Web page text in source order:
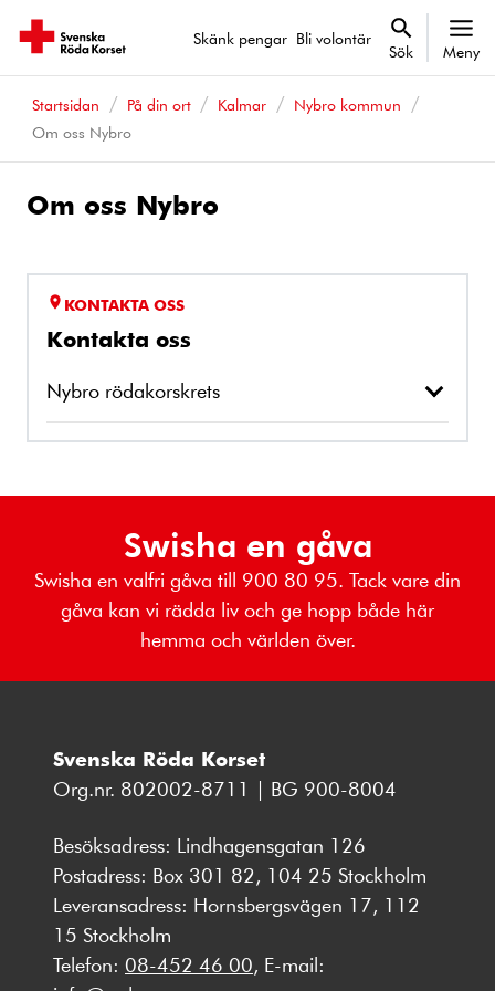
Skänk pengar Bli volontär
Sök Meny
Startsidan På din ort Kalmar
Nybro kommun
Om oss Nybro
Om oss Nybro
KONTAKTA OSS
Kontakta oss
Nybro rödakorskrets
Swisha en gåva
Swisha en valfri gåva till 900 80 95. Tack vare din
gåva kan vi rädda liv och ge hopp både här
hemma och världen över.
Svenska Röda Korset
Org.nr. 802002-8711 | BG 900-8004
Besöksadress: Lindhagensgatan 126
Postadress: Box 301 82, 104 25 Stockholm
Leveransadress: Hornsbergsvägen 17, 112
15 Stockholm
Telefon: 08-452 46 00, E-mail: